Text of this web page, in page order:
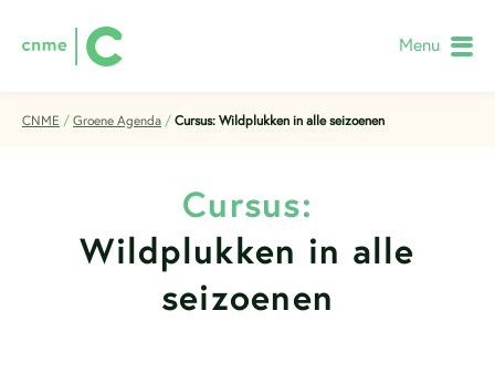
Menu
CNME / Groene Agenda / Cursus: Wildplukken in alle seizoenen
Cursus:
Wildplukken in alle
seizoenen